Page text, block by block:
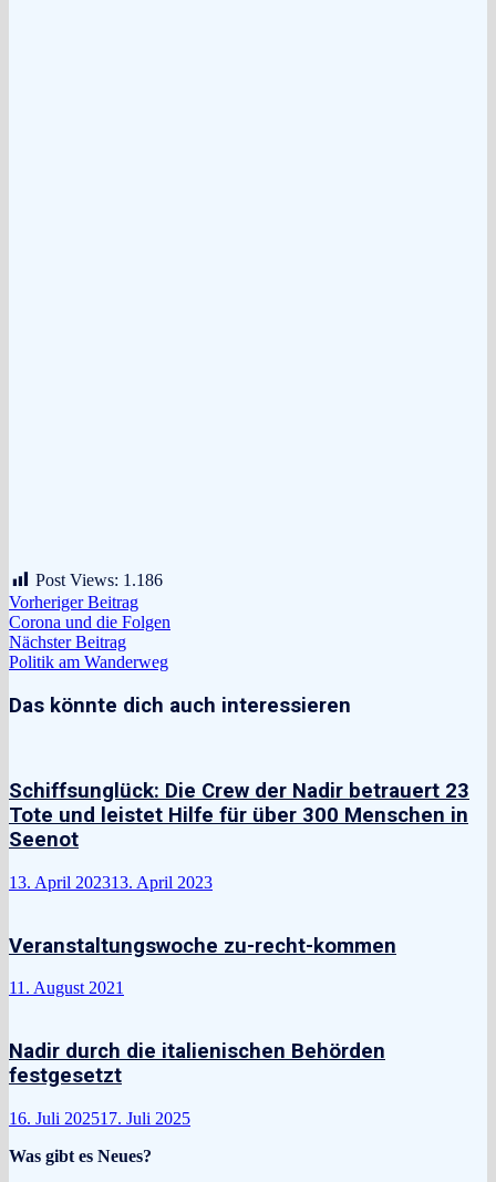
Post Views: 1.186
Beitragsnavigation
Vorheriger BeitragVorheriger
Beitrag:
Corona und die Folgen
Nächster BeitragNächster
Beitrag:
Politik am Wanderweg
Das könnte dich auch interessieren
Schiffsunglück: Die Crew der Nadir betrauert 23
Tote und leistet Hilfe für über 300 Menschen in
Seenot
13. April 202313. April 2023
Veranstaltungswoche zu-recht-kommen
11. August 2021
Nadir durch die italienischen Behörden
festgesetzt
16. Juli 202517. Juli 2025
Was gibt es Neues?